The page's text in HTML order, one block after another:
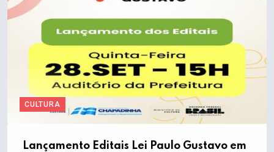
CULTURA
Lançamento Editais Lei Paulo Gustavo em